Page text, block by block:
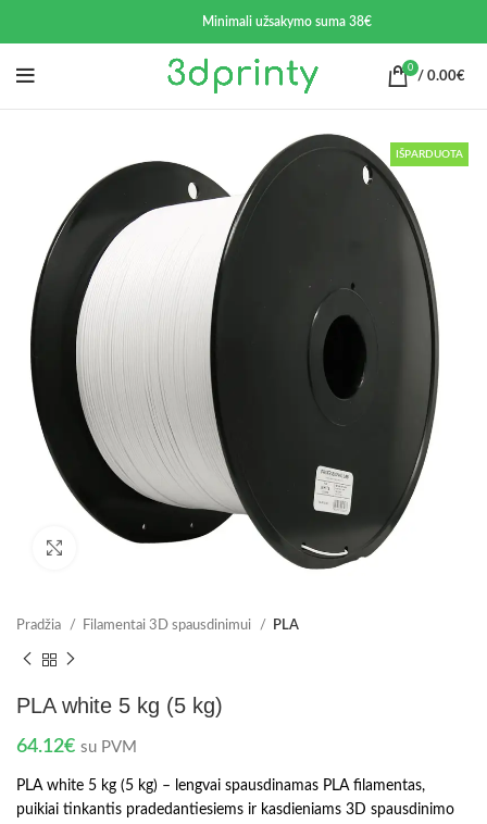
Minimali užsakymo suma 38€
0
/ 0.00€
IŠPARDUOTA
Spustelėkite norėdami padidinti
Pradžia Filamentai 3D spausdinimui PLA
PLA white 5 kg (5 kg)
64.12€ su PVM
PLA white 5 kg (5 kg) – lengvai spausdinamas PLA filamentas,
puikiai tinkantis pradedantiesiems ir kasdieniams 3D spausdinimo